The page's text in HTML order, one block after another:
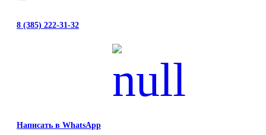
8 (385) 222-31-32
Написать в WhatsApp